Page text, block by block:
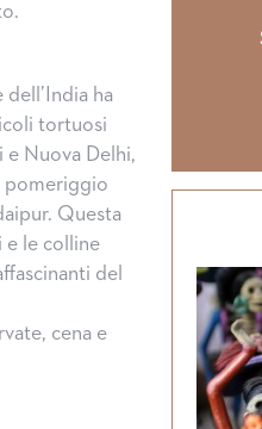
ha
tortuosi
Nuova Delhi,
pomeriggio
Questa
e le colline
del
cena e